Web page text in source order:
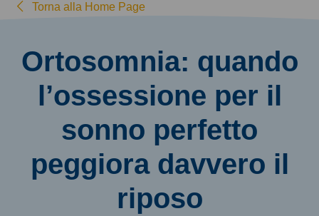
Torna alla Home Page
Ortosomnia: quando
l’ossessione per il
sonno perfetto
peggiora davvero il
riposo